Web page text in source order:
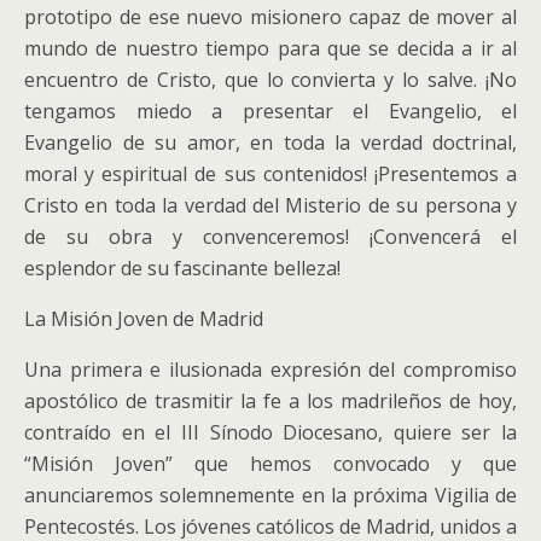
prototipo de ese nuevo misionero capaz de mover al
mundo de nuestro tiempo para que se decida a ir al
encuentro de Cristo, que lo convierta y lo salve. ¡No
tengamos miedo a presentar el Evangelio, el
Evangelio de su amor, en toda la verdad doctrinal,
moral y espiritual de sus contenidos! ¡Presentemos a
Cristo en toda la verdad del Misterio de su persona y
de su obra y convenceremos! ¡Convencerá el
esplendor de su fascinante belleza!
La Misión Joven de Madrid
Una primera e ilusionada expresión del compromiso
apostólico de trasmitir la fe a los madrileños de hoy,
contraído en el III Sínodo Diocesano, quiere ser la
“Misión Joven” que hemos convocado y que
anunciaremos solemnemente en la próxima Vigilia de
Pentecostés. Los jóvenes católicos de Madrid, unidos a